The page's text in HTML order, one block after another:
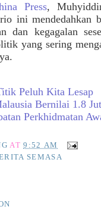
Press,
ini mendedahkan
dan kegagalan
yang sering
Peluh Kita Lesap
Bernilai 1.8
Perkhidmatan
AT9:52 AM
SEMASA